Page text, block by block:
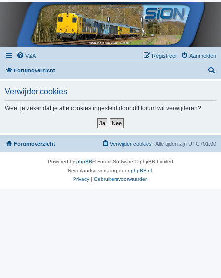
V&A Aanmelden
Registreer
Forumoverzicht
Verwijder cookies
Weet je zeker dat je alle cookies ingesteld door dit forum wil verwijderen?
Forumoverzicht Alle tijden zijn UTC+01:00
Verwijder cookies
Powered by phpBB® Forum Software © phpBB Limited
Nederlandse vertaling doorphpBB.nl
Privacy | Gebruikersvoorwaarden